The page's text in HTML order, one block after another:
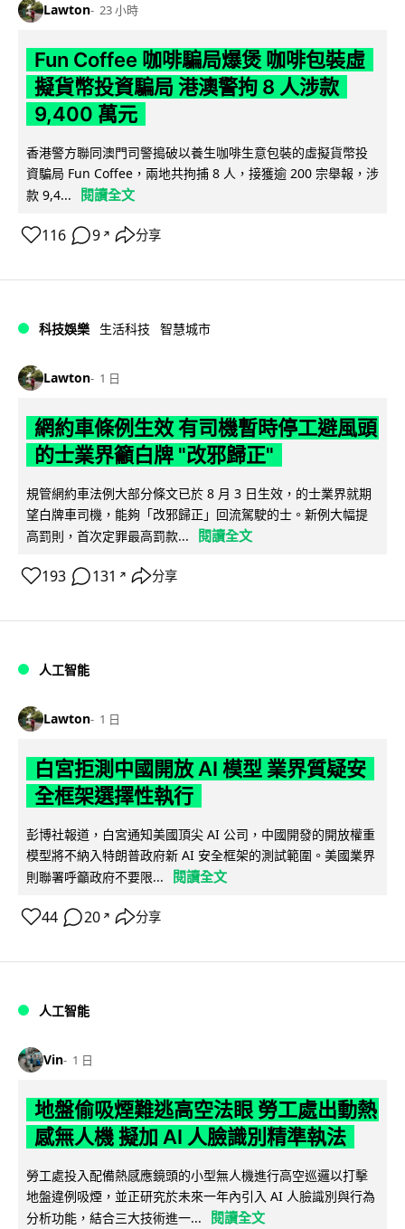
Lawton 23 小時
Fun Coffee 咖啡騙局爆煲 咖啡包裝虛
擬貨幣投資騙局 港澳警拘 8 人涉款
9,400 萬元
香港警方聯同澳門司警搗破以養生咖啡生意包裝的虛擬貨幣投
資騙局 Fun Coffee，兩地共拘捕 8 人，接獲逾 200 宗舉報，涉
款 9,4...
閱讀全文
116 9 ↗ 分享
科技娛樂 生活科技 智慧城市
Lawton 1 日
網約車條例生效 有司機暫時停工避風頭
的士業界籲白牌 "改邪歸正"
規管網約車法例大部分條文已於 8 月 3 日生效，的士業界就期
望白牌車司機，能夠「改邪歸正」回流駕駛的士。新例大幅提
高罰則，首次定罪最高罰款...
閱讀全文
193 131 ↗ 分享
人工智能
Lawton 1 日
白宮拒測中國開放 AI 模型 業界質疑安
全框架選擇性執行
彭博社報道，白宮通知美國頂尖 AI 公司，中國開發的開放權重
模型將不納入特朗普政府新 AI 安全框架的測試範圍。美國業界
則聯署呼籲政府不要限...
閱讀全文
44 20 ↗ 分享
人工智能
Vin 1 日
地盤偷吸煙難逃高空法眼 勞工處出動熱
感無人機 擬加 AI 人臉識別精準執法
勞工處投入配備熱感應鏡頭的小型無人機進行高空巡邏以打擊
地盤違例吸煙，並正研究於未來一年內引入 AI 人臉識別與行為
分析功能，結合三大技術進一...
閱讀全文